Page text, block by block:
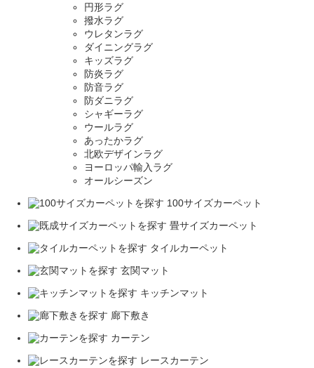
円形ラグ
撥水ラグ
ウレタンラグ
ダイニングラグ
キッズラグ
防炎ラグ
防音ラグ
防ダニラグ
シャギーラグ
ウールラグ
あったかラグ
北欧デザインラグ
ヨーロッパ輸入ラグ
オールシーズン
100サイズカーペット
畳サイズカーペット
タイルカーペット
玄関マット
キッチンマット
廊下敷き
カーテン
レースカーテン